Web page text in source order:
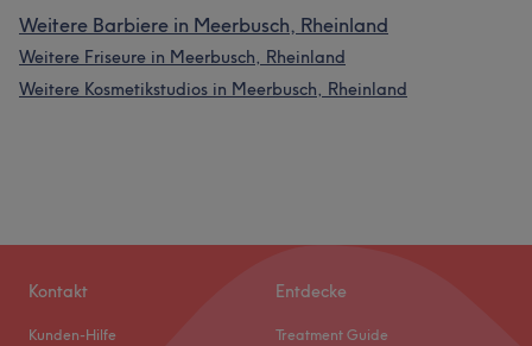
Weitere Barbiere in Meerbusch, Rheinland
Weitere Friseure in Meerbusch, Rheinland
Weitere Kosmetikstudios in Meerbusch, Rheinland
Kontakt
Kunden-Hilfe
Entdecke
Treatment Guide